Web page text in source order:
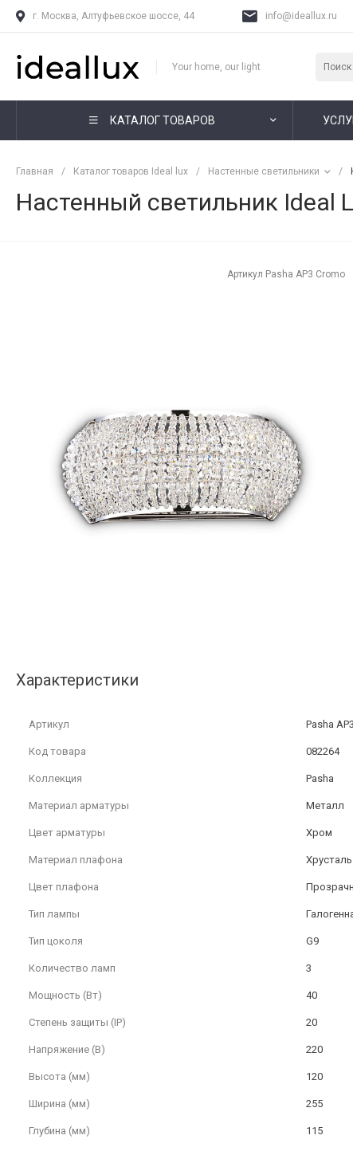
г. Москва, Алтуфьевское шоссе, 44 info@ideallux.ru
Your home, our light
КАТАЛОГ ТОВАРОВ
Главная / Каталог товаров Ideal lux / Настенные светильники /
Настенный светильник Ideal
Артикул Pasha AP3 Cromo
Характеристики
Артикул Pasha
Код товара 082264
Коллекция Pasha
Материал арматуры Металл
Цвет арматуры Хром
Материал плафона Хрусталь
Цвет плафона
Тип лампы
Тип цоколя G9
Количество ламп 3
Мощность (Вт) 40
Степень защиты (IP) 20
Напряжение (В) 220
Высота (мм) 120
Ширина (мм) 255
Глубина (мм) 115